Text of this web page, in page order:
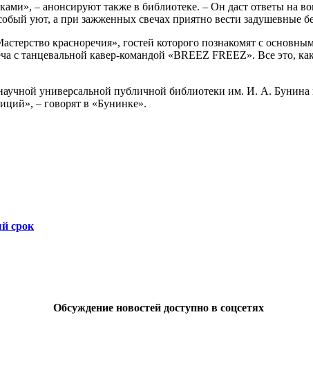
– анонсируют также в библиотеке. – Он даст ответы на
уют, а при зажженных свечах приятно вести задушевные
красноречия», гостей которого познакомят с
с танцевальной кавер-командой «BREEZ FREEZ». Все это,
универсальной публичной библиотеки им. И. А. Бунина
– говорят в «Бунинке».
срок
Обсуждение новостей доступно в соцсетях